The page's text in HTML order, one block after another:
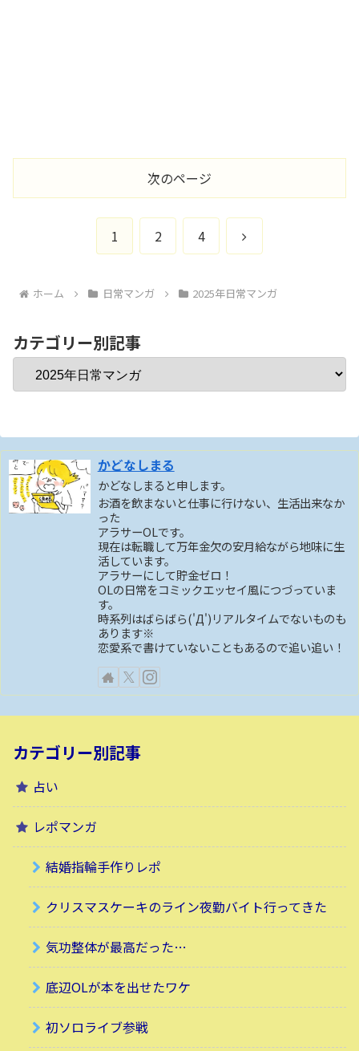
次のページ
1 2 4
次
ホーム 日常マンガ 2025年日常マンガ
カテゴリー別記事
かどなしまる
かどなしまると申します。
お酒を飲まないと仕事に行けない、生活出来なか
った
アラサーOLです。
現在は転職して万年金欠の安月給ながら地味に生
活しています。
アラサーにして貯金ゼロ！
OLの日常をコミックエッセイ風につづっていま
す。
時系列はばらばら('Д')リアルタイムでないものも
あります※
恋愛系で書けていないこともあるので追い追い！
カテゴリー別記事
占い
レポマンガ
結婚指輪手作りレポ
クリスマスケーキのライン夜勤バイト行ってきた
気功整体が最高だった…
底辺OLが本を出せたワケ
初ソロライブ参戦